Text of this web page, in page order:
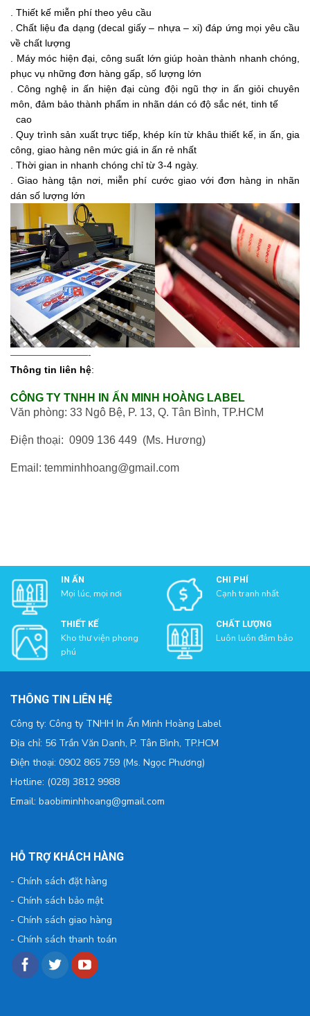
. Thiết kế miễn phí theo yêu cầu
. Chất liệu đa dạng (decal giấy – nhựa – xi) đáp ứng mọi yêu cầu
về chất lượng
. Máy móc hiện đại, công suất lớn giúp hoàn thành nhanh chóng,
phục vụ những đơn hàng gấp, số lượng lớn
. Công nghệ in ấn hiện đại cùng đội ngũ thợ in ấn giỏi chuyên
môn, đảm bảo thành phẩm in nhãn dán có độ sắc nét, tinh tế
cao
. Quy trình sản xuất trực tiếp, khép kín từ khâu thiết kế, in ấn, gia
công, giao hàng nên mức giá in ấn rẻ nhất
. Thời gian in nhanh chóng chỉ từ 3-4 ngày.
. Giao hàng tận nơi, miễn phí cước giao với đơn hàng in nhãn
dán số lượng lớn
————————-
Thông tin liên hệ:
CÔNG TY TNHH IN ẤN MINH HOÀNG LABEL
Văn phòng: 33 Ngô Bệ, P. 13, Q. Tân Bình, TP.HCM
Điện thoại: 0909 136 449 (Ms. Hương)
Email: temminhhoang@gmail.com
IN ẤN
Mọi lúc, mọi nơi
CHI PHÍ
Cạnh tranh nhất
THIẾT KẾ
Kho thư viện phong
phú
CHẤT LƯỢNG
Luôn luôn đảm bảo
THÔNG TIN LIÊN HỆ
Công ty: Công ty TNHH In Ấn Minh Hoàng Label
Địa chỉ: 56 Trần Văn Danh, P. Tân Bình, TP.HCM
Điện thoại: 0902 865 759 (Ms. Ngọc Phương)
Hotline: (028) 3812 9988
Email: baobiminhhoang@gmail.com
HỖ TRỢ KHÁCH HÀNG
- Chính sách đặt hàng
- Chính sách bảo mật
- Chính sách giao hàng
- Chính sách thanh toán